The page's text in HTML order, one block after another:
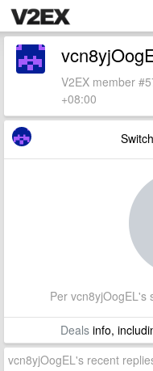
V2EX member
+08:00
Per vcn8yjOogEL's
Dealsinfo,
vcn8yjOogEL's recent